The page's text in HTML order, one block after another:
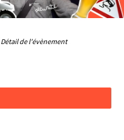
de l'évènement